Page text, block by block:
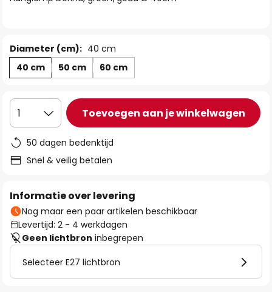
Diameter (cm): 40 cm
40 cm
50 cm 60 cm
1 Toevoegen aan je winkelwagen
50 dagen bedenktijd
Snel & veilig betalen
Informatie over levering
Nog maar een paar artikelen beschikbaar
Levertijd: 2 - 4 werkdagen
Geen lichtbron inbegrepen
Selecteer E27 lichtbron